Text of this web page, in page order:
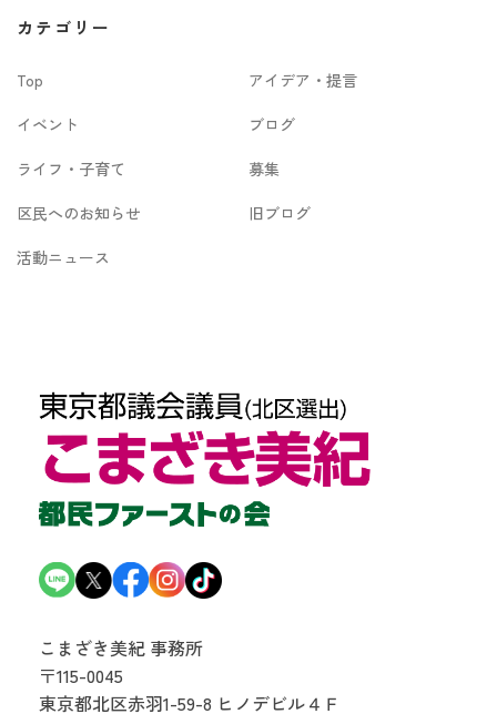
カ
ブ
カテゴリー
Top
アイデア・提言
イベント
ブログ
ライフ・子育て
募集
区民へのお知らせ
旧ブログ
活動ニュース
こまざき美紀 事務所
〒115-0045
東京都北区赤羽1-59-8 ヒノデビル４Ｆ